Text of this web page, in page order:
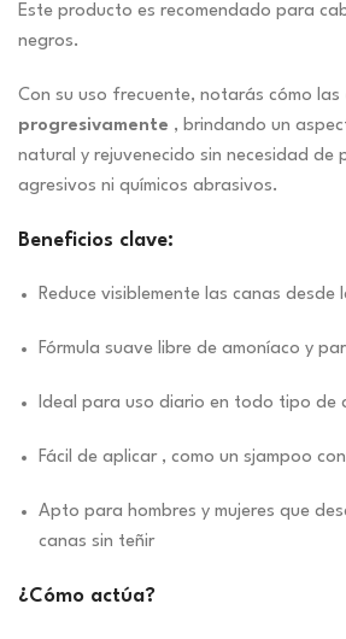
Este producto es recomendado para
negros.
Con su uso frecuente, notarás cómo las
progresivamente , brindando un
natural y rejuvenecido sin necesidad de
agresivos ni químicos abrasivos.
Beneficios clave:
Reduce visiblemente las canas desde
Fórmula suave libre de amoníaco y
Ideal para uso diario en todo tipo de
Fácil de aplicar , como un sjampoo
Apto para hombres y mujeres que
canas sin teñir
¿Cómo actúa?